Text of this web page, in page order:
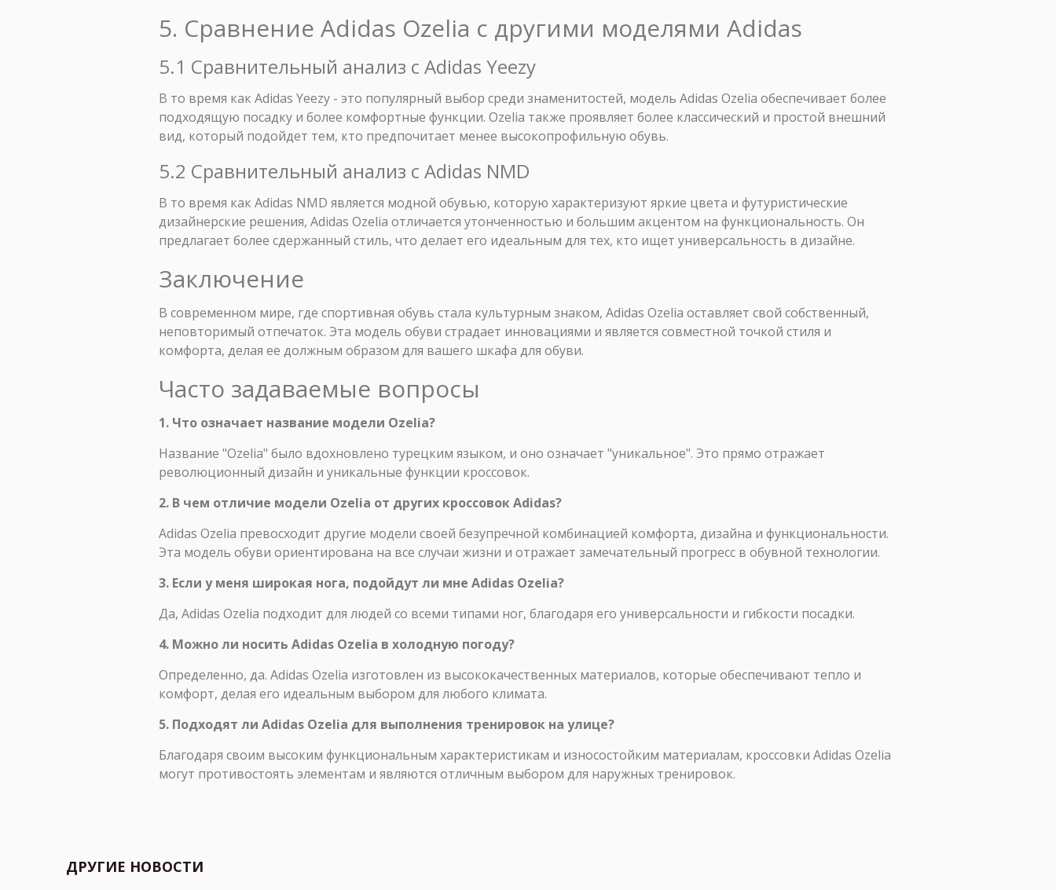
5. Сравнение Adidas Ozelia с другими моделями Adidas
5.1 Сравнительный анализ с Adidas Yeezy
В то время как Adidas Yeezy - это популярный выбор среди знаменитостей, модель Adidas Ozelia обеспечивает более
подходящую посадку и более комфортные функции. Ozelia также проявляет более классический и простой внешний
вид, который подойдет тем, кто предпочитает менее высокопрофильную обувь.
5.2 Сравнительный анализ с Adidas NMD
В то время как Adidas NMD является модной обувью, которую характеризуют яркие цвета и футуристические
дизайнерские решения, Adidas Ozelia отличается утонченностью и большим акцентом на функциональность. Он
предлагает более сдержанный стиль, что делает его идеальным для тех, кто ищет универсальность в дизайне.
Заключение
В современном мире, где спортивная обувь стала культурным знаком, Adidas Ozelia оставляет свой собственный,
неповторимый отпечаток. Эта модель обуви страдает инновациями и является совместной точкой стиля и
комфорта, делая ее должным образом для вашего шкафа для обуви.
Часто задаваемые вопросы
1. Что означает название модели Ozelia?
Название "Ozelia" было вдохновлено турецким языком, и оно означает "уникальное". Это прямо отражает
революционный дизайн и уникальные функции кроссовок.
2. В чем отличие модели Ozelia от других кроссовок Adidas?
Adidas Ozelia превосходит другие модели своей безупречной комбинацией комфорта, дизайна и функциональности.
Эта модель обуви ориентирована на все случаи жизни и отражает замечательный прогресс в обувной технологии.
3. Если у меня широкая нога, подойдут ли мне Adidas Ozelia?
Да, Adidas Ozelia подходит для людей со всеми типами ног, благодаря его универсальности и гибкости посадки.
4. Можно ли носить Adidas Ozelia в холодную погоду?
Определенно, да. Adidas Ozelia изготовлен из высококачественных материалов, которые обеспечивают тепло и
комфорт, делая его идеальным выбором для любого климата.
5. Подходят ли Adidas Ozelia для выполнения тренировок на улице?
Благодаря своим высоким функциональным характеристикам и износостойким материалам, кроссовки Adidas Ozelia
могут противостоять элементам и являются отличным выбором для наружных тренировок.
ДРУГИЕ НОВОСТИ